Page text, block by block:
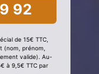
92
de 15€ TTC,
(nom, prénom,
valide). Au-
à 9,5€ TTC par